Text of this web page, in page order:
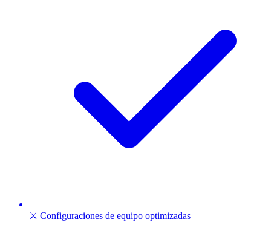
⚔️ Configuraciones de equipo optimizadas